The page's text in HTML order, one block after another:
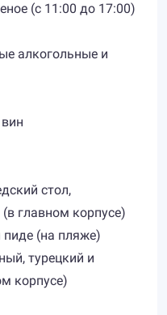
(с 11:00 до 17:00)
алкогольные и
стол,
главном корпусе)
пиде (на пляже)
турецкий и
корпусе)